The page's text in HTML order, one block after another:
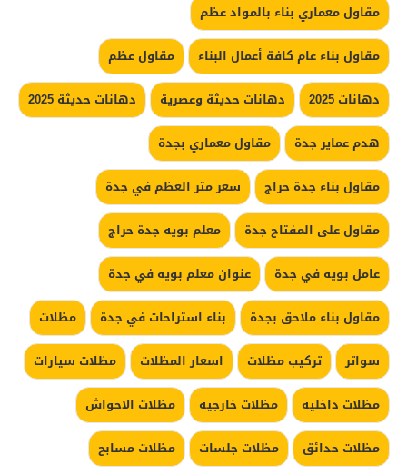
مقاول معماري بناء بالمواد عظم
مقاول بناء عام كافة أعمال البناء
مقاول عظم
دهانات 2025
دهانات حديثة وعصرية
دهانات حديثة 2025
هدم عماير جدة
مقاول معماري بجدة
مقاول بناء جدة حراج
سعر متر العظم في جدة
مقاول على المفتاح جدة
معلم بويه جدة حراج
عامل بويه في جدة
عنوان معلم بويه في جدة
مقاول بناء ملاحق بجدة
بناء استراحات في جدة
مظلات
سواتر
تركيب مظلات اسعار المظلات
مظلات سيارات
مظلات داخليه
مظلات خارجيه
مظلات الاحواش
مظلات حدائق
مظلات جلسات
مظلات مسابح